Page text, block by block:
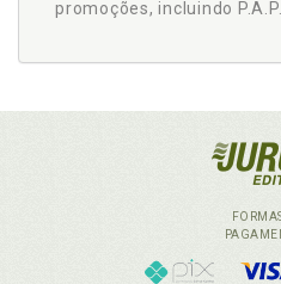
promoções, incluindo